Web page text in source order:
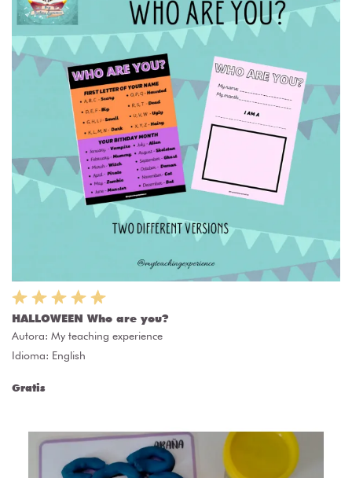
HALLOWEEN Who are you?
Autora: My teaching experience
Idioma: English
Gratis